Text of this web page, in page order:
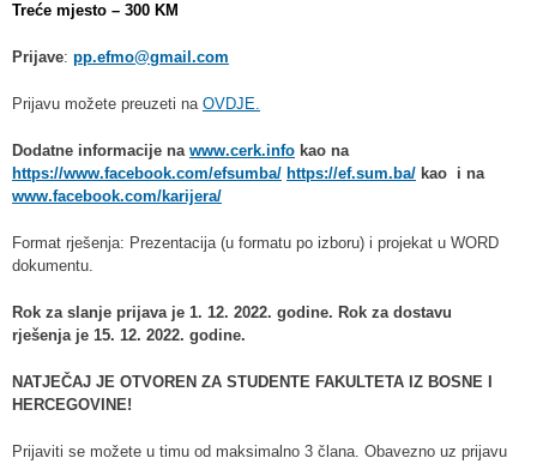
Treće mjesto – 300 KM
Prijave: pp.efmo@gmail.com
Prijavu možete preuzeti na OVDJE.
Dodatne informacije na www.cerk.info kao na
https://www.facebook.com/efsumba/ https://ef.sum.ba/ kao i na
www.facebook.com/karijera/
Format rješenja: Prezentacija (u formatu po izboru) i projekat u WORD
dokumentu.
Rok za slanje prijava je 1. 12. 2022. godine. Rok za dostavu
rješenja je 15. 12. 2022. godine.
NATJEČAJ JE OTVOREN ZA STUDENTE FAKULTETA IZ BOSNE I
HERCEGOVINE!
Prijaviti se možete u timu od maksimalno 3 člana. Obavezno uz prijavu